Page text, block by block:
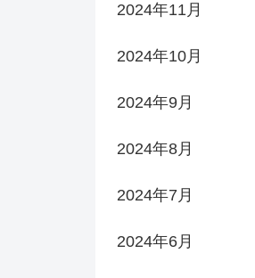
2024年11月
2024年10月
2024年9月
2024年8月
2024年7月
2024年6月